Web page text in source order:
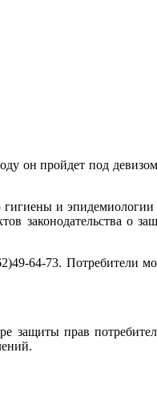
он пройдет под
и
законодательства о
64-73. Потребители
защиты прав